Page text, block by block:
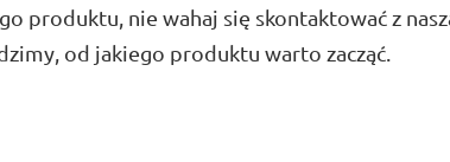
produktu, nie wahaj się skontaktować z
od jakiego produktu warto zacząć.